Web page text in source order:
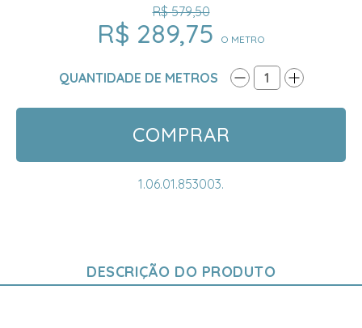
R$ 289,75 O METRO
R$ 579,50
QUANTIDADE DE METROS 1
COMPRAR
1.06.01.853003.
DESCRIÇÃO DO PRODUTO